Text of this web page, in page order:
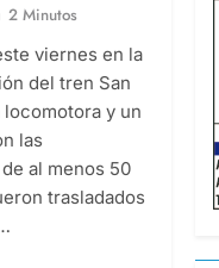
2 Minutos
viernes en la
del tren San
y un
las
al menos 50
trasladados